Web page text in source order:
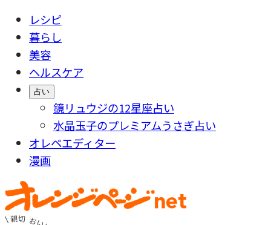
レシピ
暮らし
美容
ヘルスケア
占い
鏡リュウジの12星座占い
水晶玉子のプレミアムうさぎ占い
オレペエディター
漫画